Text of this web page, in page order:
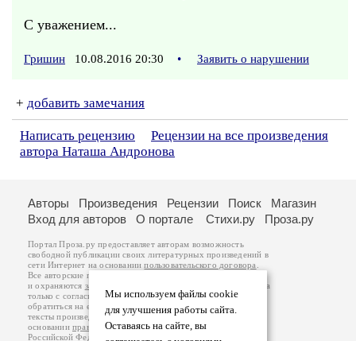
С уважением...
Гришин 10.08.2016 20:30 • Заявить о нарушении
+ добавить замечания
Написать рецензию
Рецензии на все произведения
автора Наташа Андронова
Мы используем файлы cookie
для улучшения работы сайта.
Оставаясь на сайте, вы
Авторы Произведения Рецензии Поиск
Магазин
Вход для авторов
О портале Стихи.ру Проза.ру
Портал Проза.ру предоставляет авторам возможность
свободной публикации своих литературных произведений в
сети Интернет на основаниипользовательского договора
Все авторские права на произведения принадлежат авторам
и охраняются законом
. Перепечатка произведений возможна
только с согласия его автора, к которому вы можете
обратиться на его авторской странице. Ответственность за
тексты произведений авторы несут самостоятельно на
основанииправил публикацииизаконодательства
Российской Федерации